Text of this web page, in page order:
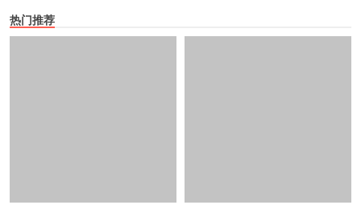
热门推荐